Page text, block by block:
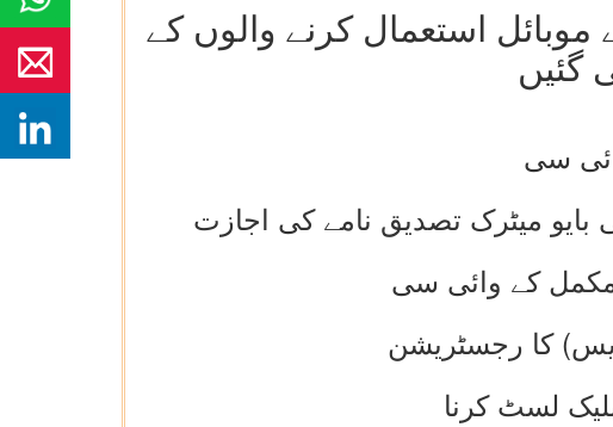
استعمال کرنے والوں کے
گئیں
سی
بایو میٹرک تصدیق نامے کی اجازت
مکمل کے وائی سی
کا رجسٹریشن